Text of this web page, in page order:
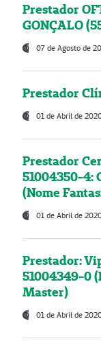
Prestador
GONÇALO
07 de Agosto de
Prestador
01 de Abril de
Prestador
51004350-4:
(Nome
01 de Abril de
Prestador:
51004349-0
Master)
01 de Abril de